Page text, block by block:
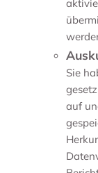
Sie
auf